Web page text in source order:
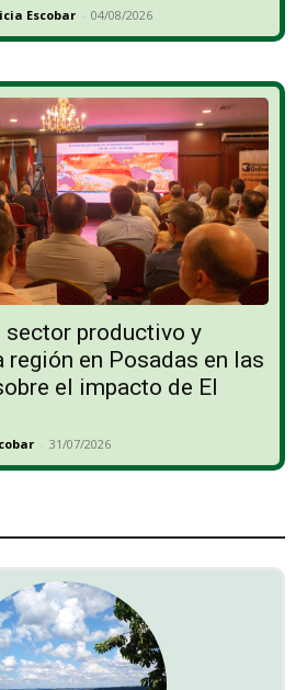
Escobar - 04/08/2026
sector productivo y
en Posadas en las
el impacto de El
- 31/07/2026